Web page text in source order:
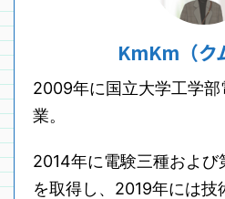
KmKm（ク
2009年に国立大学工学
業。
2014年に電験三種および
を取得し、2019年には技